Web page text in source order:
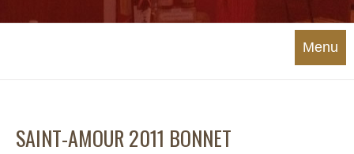
Menu
SAINT-AMOUR 2011 BONNET